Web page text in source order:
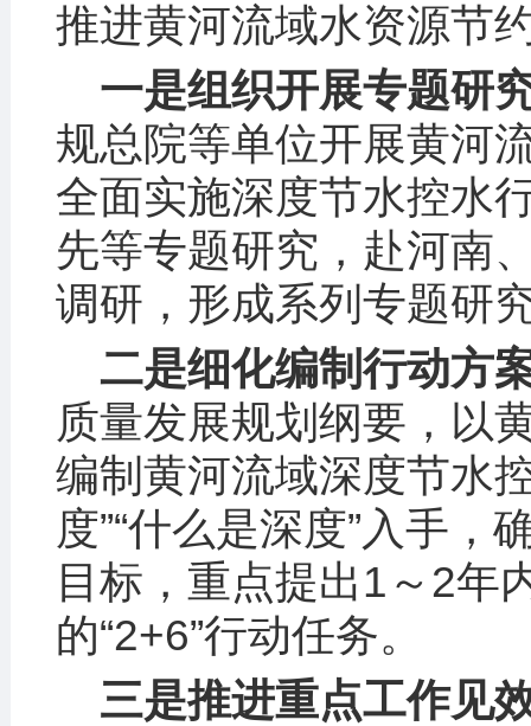
推进黄河流域水资源节
一是组织开展专题研
规总院等单位开展黄河
全面实施深度节水控水
先等专题研究，赴河南
调研，形成系列专题研
二是细化编制行动方
质量发展规划纲要，以
编制黄河流域深度节水
度”“什么是深度”入手
目标，重点提出1～2年
的“2+6”行动任务。
三是推进重点工作见